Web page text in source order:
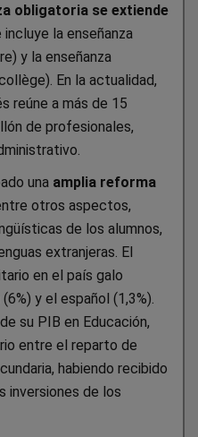
obligatoria se extiende
incluye la enseñanza
y la enseñanza
En la actualidad,
reúne a más de 15
de profesionales,
una amplia reforma
otros aspectos,
de los alumnos,
extranjeras. El
en el país galo
y el español (1,3%).
su PIB en Educación,
entre el reparto de
habiendo recibido
inversiones de los